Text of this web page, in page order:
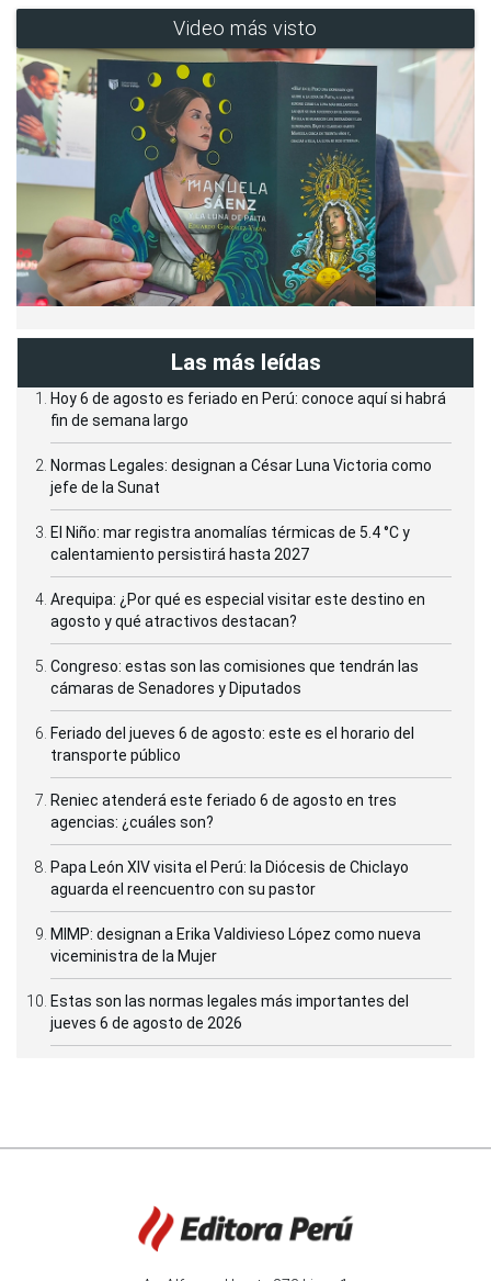
Video más visto
Las más leídas
Hoy 6 de agosto es feriado en Perú: conoce aquí si habrá
fin de semana largo
Normas Legales: designan a César Luna Victoria como
jefe de la Sunat
El Niño: mar registra anomalías térmicas de 5.4 °C y
calentamiento persistirá hasta 2027
Arequipa: ¿Por qué es especial visitar este destino en
agosto y qué atractivos destacan?
Congreso: estas son las comisiones que tendrán las
cámaras de Senadores y Diputados
Feriado del jueves 6 de agosto: este es el horario del
transporte público
Reniec atenderá este feriado 6 de agosto en tres
agencias: ¿cuáles son?
Papa León XIV visita el Perú: la Diócesis de Chiclayo
aguarda el reencuentro con su pastor
MIMP: designan a Erika Valdivieso López como nueva
viceministra de la Mujer
Estas son las normas legales más importantes del
jueves 6 de agosto de 2026